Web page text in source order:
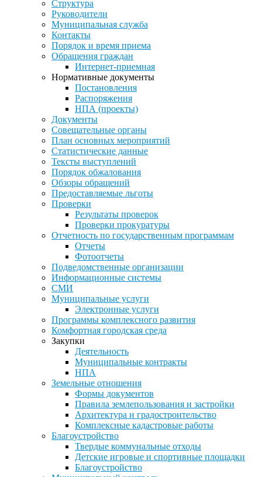
Структура
Руководители
Муниципальная служба
Контакты
Порядок и время приема
Обращения граждан
Интернет-приемная
Нормативные документы
Постановления
Распоряжения
НПА (проекты)
Документы
Совещательные органы
План основных мероприятий
Статистические данные
Тексты выступлений
Порядок обжалования
Обзоры обращений
Предоставляемые льготы
Проверки
Результаты проверок
Проверки прокуратуры
Отчетность по государственным программам
Отчеты
Фотоотчеты
Подведомственные организации
Информационные системы
СМИ
Муниципальные услуги
Электронные услуги
Программы комплексного развития
Комфортная городская среда
Закупки
Деятельность
Муниципальные контракты
НПА
Земельные отношения
Формы документов
Правила землепользования и застройки
Архитектура и градостроительство
Комплексные кадастровые работы
Благоустройство
Твердые коммунальные отходы
Детские игровые и спортивные площадки
Благоустройство